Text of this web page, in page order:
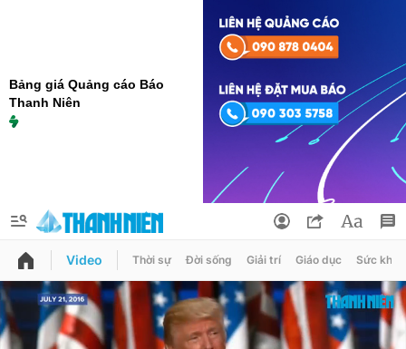
Bảng giá Quảng cáo Báo
Thanh Niên
QUẢNG CÁO
Thông tin tài khoản
Video Thời sự Đời sống Giải trí Giáo dục Sức khỏe